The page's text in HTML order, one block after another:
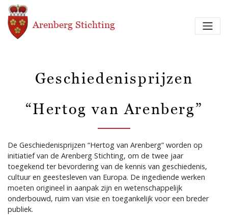
Overslaan en naar de inhoud gaan
Arenberg Stichting
Geschiedenisprijzen
“Hertog van Arenberg”
De Geschiedenisprijzen “Hertog van Arenberg” worden op
initiatief van de Arenberg Stichting, om de twee jaar
toegekend ter bevordering van de kennis van geschiedenis,
cultuur en geestesleven van Europa. De ingediende werken
moeten origineel in aanpak zijn en wetenschappelijk
onderbouwd, ruim van visie en toegankelijk voor een breder
publiek.